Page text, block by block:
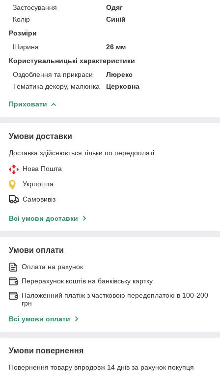
Застосування
Одяг
Колір
Синій
Розміри
Ширина
26 мм
Користувальницькі характеристики
Оздоблення та прикраси
Люрекс
Тематика декору, малюнка
Церковна
Приховати
Умови доставки
Доставка здійснюється тільки по передоплаті.
Нова Пошта
Укрпошта
Самовивіз
Всі умови доставки
Умови оплати
Оплата на рахунок
Перерахунок коштів на банківську картку
Наложенний платіж з частковою передоплатою в 100-200
грн
Всі умови оплати
Умови повернення
Повернення товару впродовж 14 днів за рахунок покупця